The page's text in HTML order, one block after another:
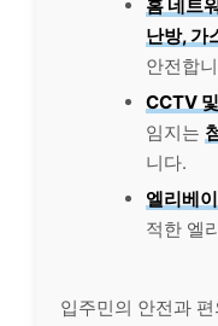
홈 네트
난방, 가
안전합
CCTV
임지는
니다.
엘리베
적한 엘
입주민의 안전과